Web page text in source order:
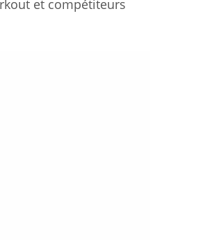
et compétiteurs